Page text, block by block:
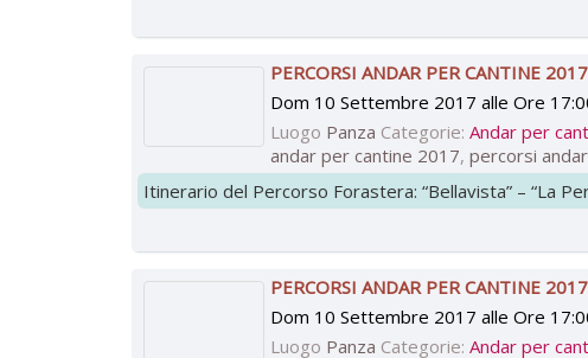
PERCORSI ANDAR PER CANTINE
Dom 10 Settembre 2017 alle Ore
Luogo Panza Categorie:Andar per
andar per cantine 2017,percorsi
Itinerario del Percorso Forastera: “Bellavista” – “La
PERCORSI ANDAR PER CANTINE
Dom 10 Settembre 2017 alle Ore
Luogo Panza Categorie:Andar per